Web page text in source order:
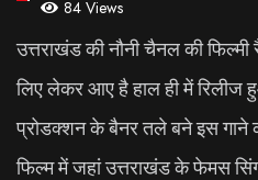
84 Views
उत्तराखंड की नौनी चैनल की
लिए लेकर आए है हाल ही में रिलीज
प्रोडक्शन के बैनर तले बने इस गाने
फिल्म में जहां उत्तराखंड के फेमस